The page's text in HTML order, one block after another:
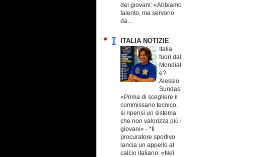
dei giovani: «Abbiamo
talento, ma servono
da...
ITALIA NOTIZIE
Italia
fuori dal
Mondial
e?
Alessio
Sundas:
«Prima di scegliere il
commissario tecnico,
si ripensi un sistema
che non valorizza più i
giovani» - *Il
procuratore sportivo
lancia un appello al
calcio italiano: «Nel